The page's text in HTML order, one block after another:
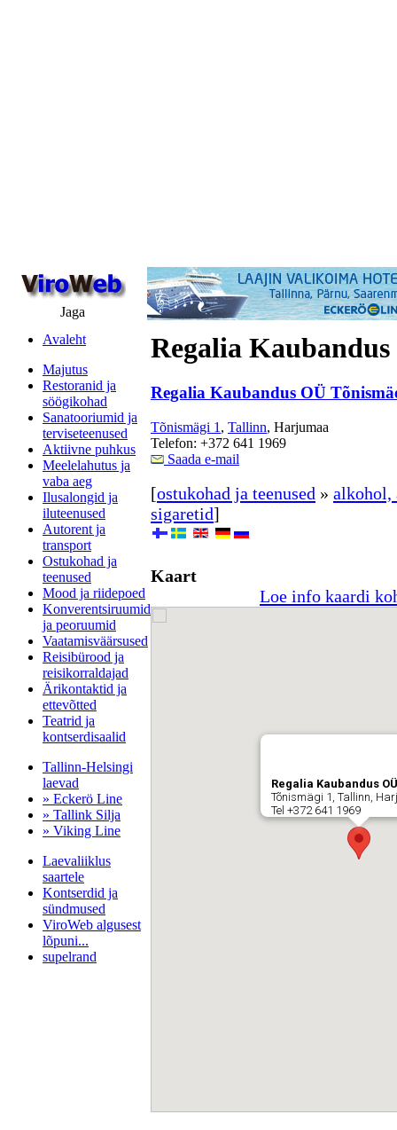
Jaga
Avaleht
Majutus
Restoranid ja
söögikohad
Sanatooriumid ja
terviseteenused
Aktiivne puhkus
Meelelahutus ja
vaba aeg
Ilusalongid ja
iluteenused
Autorent ja
transport
Ostukohad ja
teenused
Mood ja riidepoed
Konverentsiruumid
ja peoruumid
Vaatamisväärsused
Reisibürood ja
reisikorraldajad
Ärikontaktid ja
ettevõtted
Teatrid ja
kontserdisaalid
Tallinn-Helsingi
laevad
» Eckerö Line
» Tallink Silja
» Viking Line
Laevaliiklus
saartele
Kontserdid ja
sündmused
ViroWeb algusest
lõpuni...
supelrand
Regalia
Regalia Kaubandus OÜ
Tõnismägi 1 , Tallinn, Harjumaa
Telefon: +372 641 1969
Saada e-mail
[ostukohad ja teenused » alkohol,
sigaretid]
Kaart
Loe info kaardi
Regalia Kaubandus
Tõnismägi 1, Tallinn,
Tel +372 641 1969